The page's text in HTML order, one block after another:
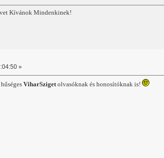
Kívánok Mindenkinek!
»
ViharSziget olvasóknak és honosítóknak is!